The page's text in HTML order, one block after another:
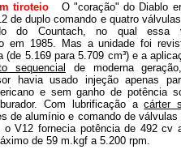
tiroteio O "coração" do Diablo
de duplo comando e quatro
do Countach, no qual essa
em 1985. Mas a unidade foi
(de 5.169 para 5.709 cm³) e a
sequencial
de moderna
havia usado injeção apenas
e sem ganho de potência
Com lubrificação acárter
de alumínio e comando de válvulas
o V12 fornecia potência de 492 cv
de 59 m.kgf a 5.200 rpm.